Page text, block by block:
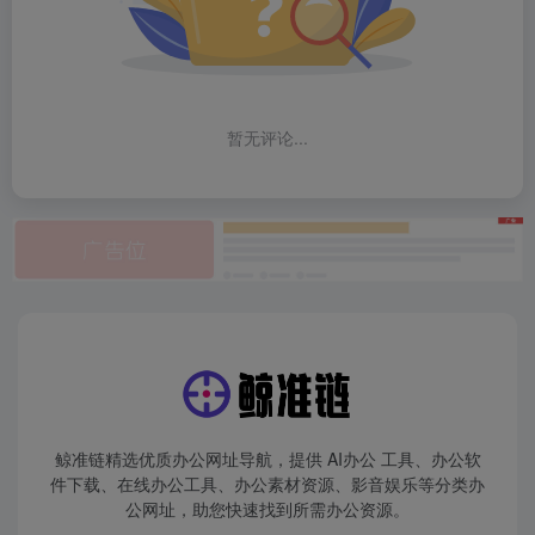
暂无评论...
鲸准链精选优质办公网址导航，提供 AI办公 工具、办公软
件下载、在线办公工具、办公素材资源、影音娱乐等分类办
公网址，助您快速找到所需办公资源。